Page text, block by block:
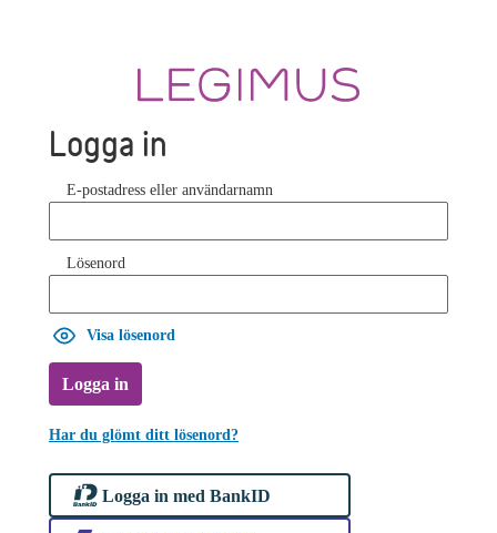
Logga in
E-postadress eller användarnamn
Lösenord
Visa lösenord
Logga in
Har du glömt ditt lösenord?
Logga in med BankID